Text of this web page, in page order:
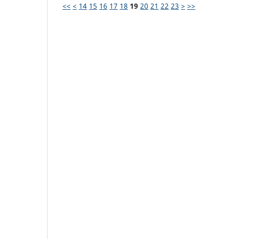
<< < 14 15 16 17 18 19 20 21 22 23 > >>